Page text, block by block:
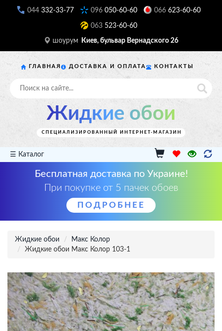
044 332-33-77 096 050-60-60 066 623-60-60
063 523-60-60
шоурум Киев, бульвар Вернадского 26
ГЛАВНАЯ ДОСТАВКА И ОПЛАТА КОНТАКТЫ
Жидкие обои
СПЕЦИАЛИЗИРОВАННЫЙ ИНТЕРНЕТ-МАГАЗИН
☰ Каталог
Бесплатная доставка по Украине!
При покупке от 5 пачек обоев
ПОДРОБНЕЕ
Жидкие обои
Макс Колор
Жидкие обои Макс Колор 103-1